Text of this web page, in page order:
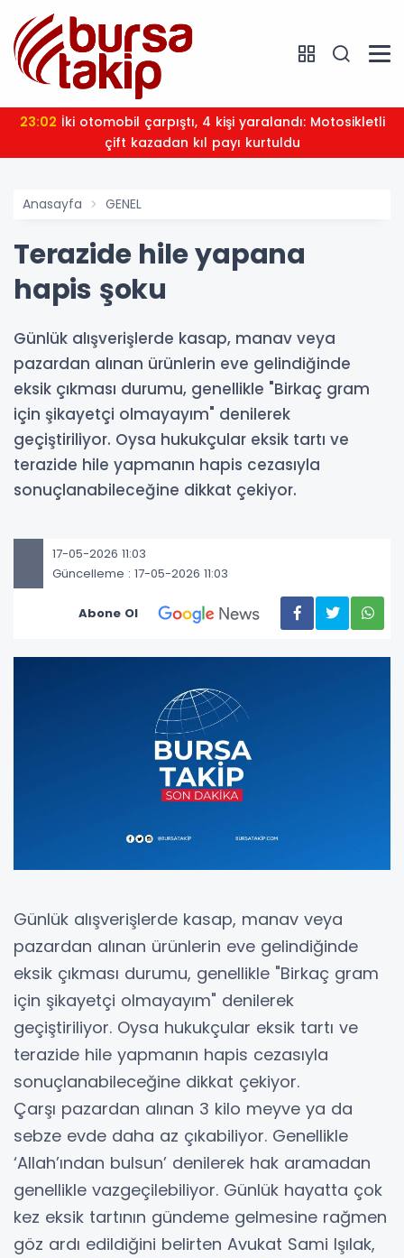
23:02
çift kazadan kıl payı kurtuldu
Anasayfa GENEL
Terazide hile yapana
hapis şoku
Günlük alışverişlerde kasap, manav veya
pazardan alınan ürünlerin eve gelindiğinde
eksik çıkması durumu, genellikle "Birkaç gram
için şikayetçi olmayayım" denilerek
geçiştiriliyor. Oysa hukukçular eksik tartı ve
terazide hile yapmanın hapis cezasıyla
sonuçlanabileceğine dikkat çekiyor.
17-05-2026 11:03
Güncelleme : 17-05-2026 11:03
Abone Ol
Günlük alışverişlerde kasap, manav veya
pazardan alınan ürünlerin eve gelindiğinde
eksik çıkması durumu, genellikle "Birkaç gram
için şikayetçi olmayayım" denilerek
geçiştiriliyor. Oysa hukukçular eksik tartı ve
terazide hile yapmanın hapis cezasıyla
sonuçlanabileceğine dikkat çekiyor.
Çarşı pazardan alınan 3 kilo meyve ya da
sebze evde daha az çıkabiliyor. Genellikle
‘Allah’ından bulsun’ denilerek hak aramadan
genellikle vazgeçilebiliyor. Günlük hayatta çok
kez eksik tartının gündeme gelmesine rağmen
göz ardı edildiğini belirten Avukat Sami Işılak,